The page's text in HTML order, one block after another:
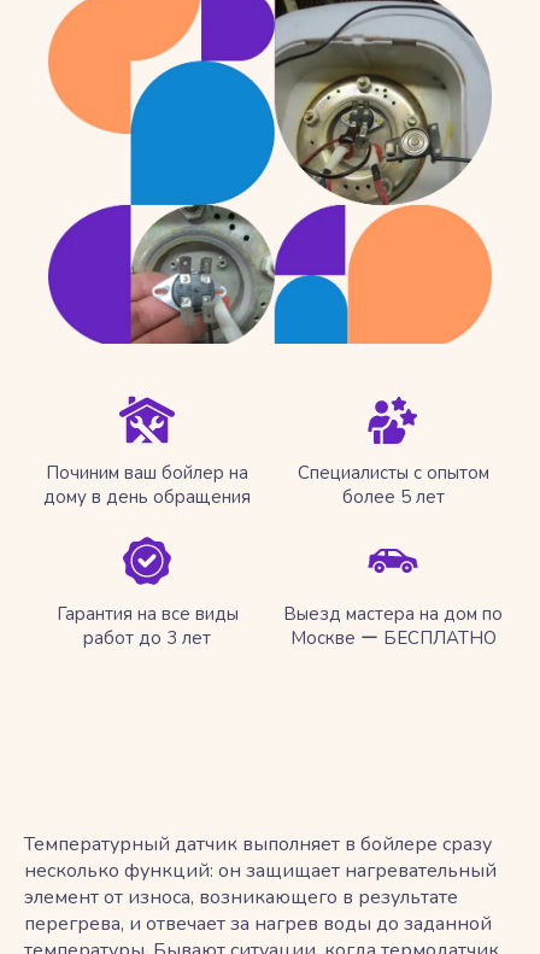
Починим ваш бойлер на
дому в день обращения
Специалисты с опытом
более 5 лет
Гарантия на все виды
работ до 3 лет
Выезд мастера на дом по
Москве ー БЕСПЛАТНО
Температурный датчик выполняет в бойлере сразу
несколько функций: он защищает нагревательный
элемент от износа, возникающего в результате
перегрева, и отвечает за нагрев воды до заданной